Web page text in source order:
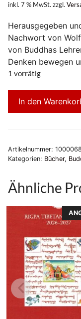
inkl. 7 % MwSt. zzgl.
Herausgegeben
Nachwort von
von Buddhas
Denken bewegen
1 vorrätig
In den
Artikelnummer:
Kategorien: Bücher,
Ähnliche